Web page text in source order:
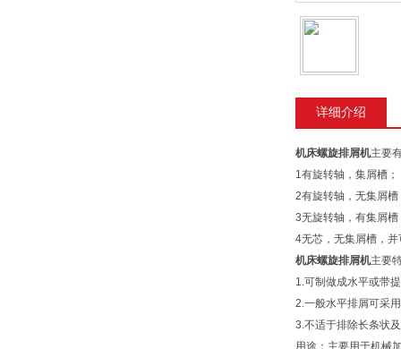
详细介绍
机床螺旋排屑机主要
1有旋转轴，集屑槽；
2有旋转轴，无集屑槽
3无旋转轴，有集屑槽
4无芯，无集屑槽，
机床螺旋排屑机主要
1.可制做成水平或带
2.一般水平排屑可采
3.不适于排除长条状
用途：主要用于机械